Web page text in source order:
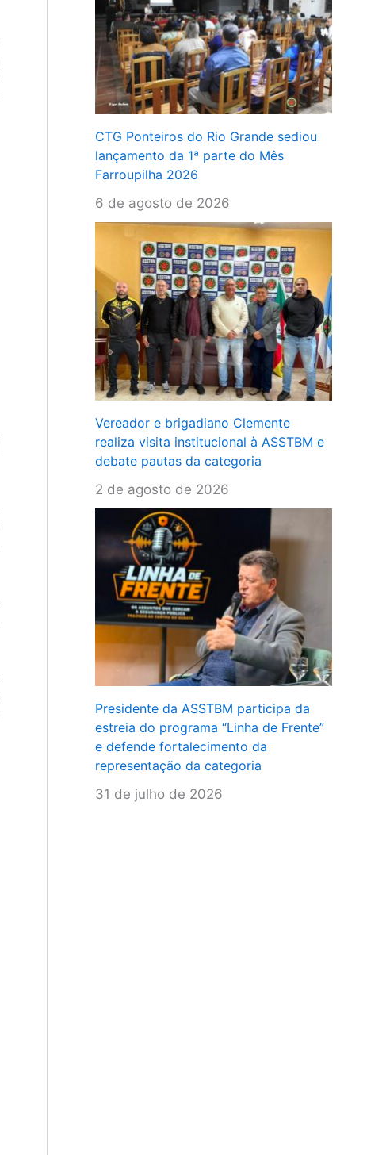
CTG Ponteiros do Rio Grande sediou
lançamento da 1ª parte do Mês
Farroupilha 2026
6 de agosto de 2026
Vereador e brigadiano Clemente
realiza visita institucional à ASSTBM e
debate pautas da categoria
2 de agosto de 2026
Presidente da ASSTBM participa da
estreia do programa “Linha de Frente”
e defende fortalecimento da
representação da categoria
31 de julho de 2026